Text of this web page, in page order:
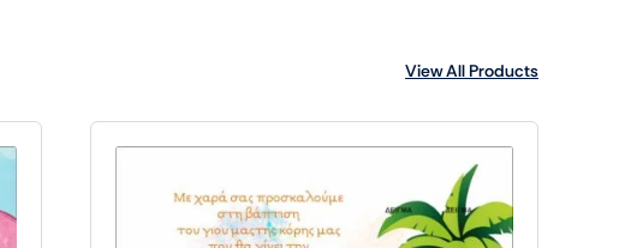
View All Products